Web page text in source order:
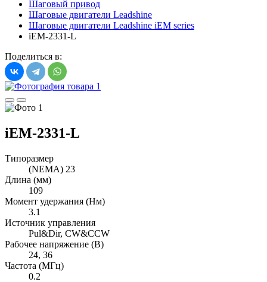
Шаговый привод
Шаговые двигатели Leadshine
Шаговые двигатели Leadshine iEM series
iEM-2331-L
Поделиться в:
iEM-2331-L
Типоразмер
(NEMA) 23
Длина (мм)
109
Момент удержания (Нм)
3.1
Источник управления
Pul&Dir, CW&CCW
Рабочее напряжение (В)
24, 36
Частота (МГц)
0.2